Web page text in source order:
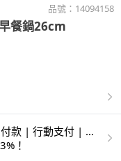
品號： 14094158
餐鍋26cm
款 | 行動支付 | 超
！